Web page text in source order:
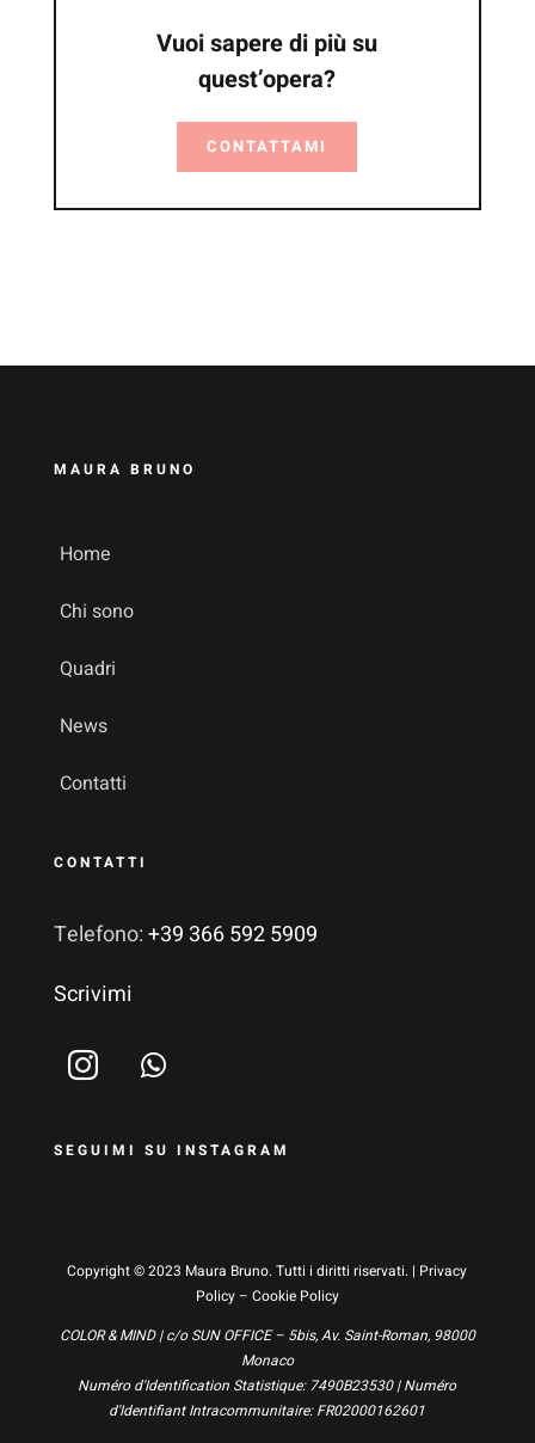
Vuoi sapere di più su
quest’opera?
CONTATTAMI
MAURA BRUNO
Home
Chi sono
Quadri
News
Contatti
CONTATTI
Telefono:+39 366 592 5909
Scrivimi
SEGUIMI SU INSTAGRAM
Copyright © 2023 Maura Bruno. Tutti i diritti riservati. | Privacy
Policy– Cookie Policy
COLOR & MIND | c/o SUN OFFICE – 5bis, Av. Saint-Roman, 98000
Monaco
Numéro d'Identification Statistique: 7490B23530 | Numéro
d'Identifiant Intracommunitaire: FR02000162601